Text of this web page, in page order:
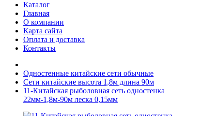
Каталог
Главная
О компании
Карта сайта
Оплата и доставка
Контакты
Одностенные китайские сети обычные
Сети китайские высота 1,8м длина 90м
11-Китайская рыболовная сеть одностенка
22мм-1,8м-90м леска 0,15мм